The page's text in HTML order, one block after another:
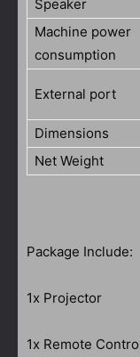
Speaker
Machine power
consumption
External port
Dimensions
Net Weight
Package Include:
1x Projector
1x Remote